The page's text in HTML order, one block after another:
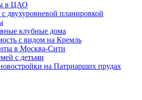
в ЦАО
двухуровневой планировкой
клубные дома
с видом на Кремль
в Москва-Сити
с детьми
на Патриарших прудах